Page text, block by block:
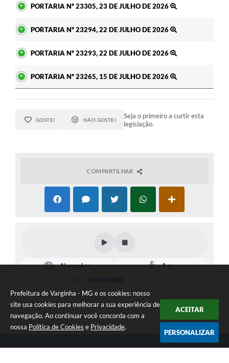
Prefeitura de Varginha - MG e os cookies: nosso
site usa cookies para melhorar a sua experiência de
navegação. Ao continuar você concorda com a
nossa Política de Cookies e Privacidade.
ACEITAR
PERSONALIZAR
PORTARIA Nº 23305, 23 DE JULHO DE 2026
PORTARIA Nº 23294, 22 DE JULHO DE 2026
PORTARIA Nº 23293, 22 DE JULHO DE 2026
PORTARIA Nº 23265, 15 DE JULHO DE 2026
GOSTEI NÃO GOSTEI
Seja o primeiro a curtir esta
legislação.
COMPARTILHAR